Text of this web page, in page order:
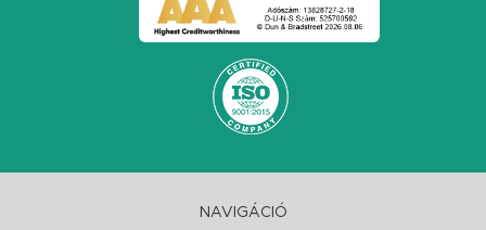
NAVIGÁCIÓ